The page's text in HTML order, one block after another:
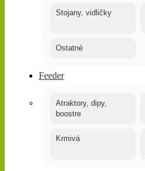
Stojany, vidličky
Ostatné
Feeder
Atraktory, dipy,
boostre
Krmivá